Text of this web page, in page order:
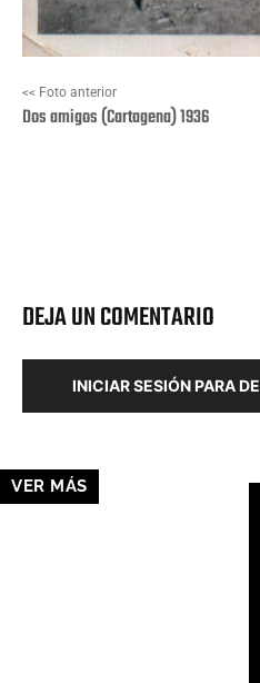
<< Foto anterior
Dos amigos (Cartagena) 1936
DEJA UN COMENTARIO
INICIAR SESIÓN PARA
VER MÁS